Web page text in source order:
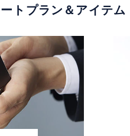
トプラン＆アイテム